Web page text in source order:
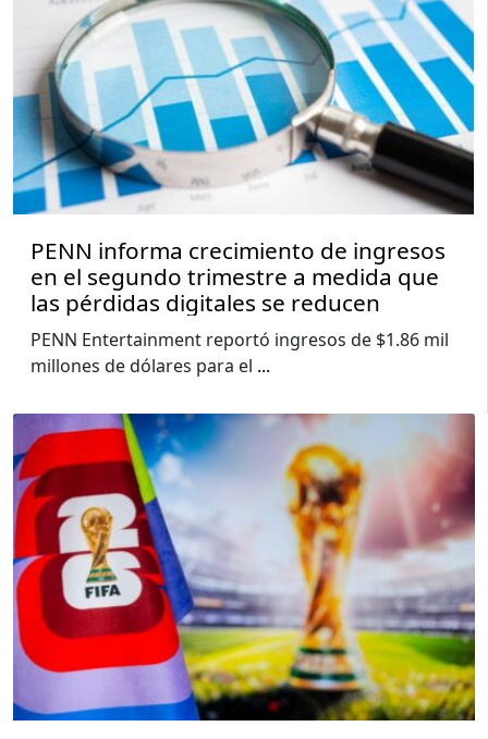
PENN informa crecimiento de ingresos
en el segundo trimestre a medida que
las pérdidas digitales se reducen
PENN Entertainment reportó ingresos de $1.86 mil
millones de dólares para el ...